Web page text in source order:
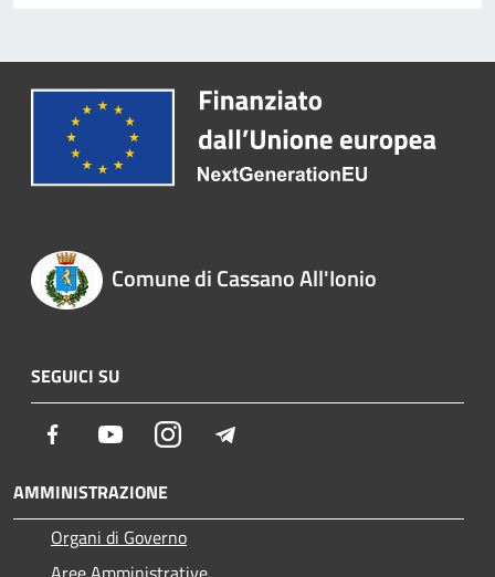
Comune di Cassano All'Ionio
SEGUICI SU
Facebook YoutubeInstagram
AMMINISTRAZIONE
Organi di Governo